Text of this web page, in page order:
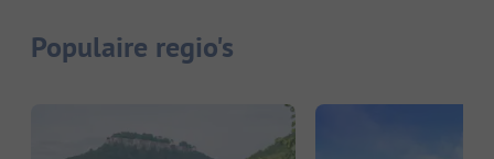
Populaire regio's